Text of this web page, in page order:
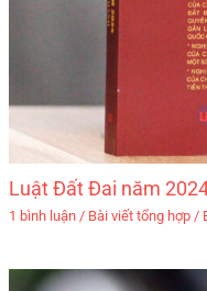
Luật Đất Đai năm
1 bình luận / Bài viết tổng hợp/